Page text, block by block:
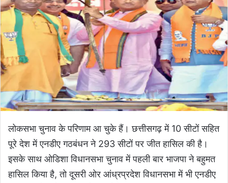
लोकसभा चुनाव के परिणाम आ चुके हैं। छत्तीसगढ़ में 10 सीटों सहित
पूरे देश में एनडीए गठबंधन ने 293 सीटों पर जीत हासिल की है।
इसके साथ ओडिशा विधानसभा चुनाव में पहली बार भाजपा ने बहुमत
हासिल किया है, तो दूसरी ओर आंध्रप्रदेश विधानसभा में भी एनडीए